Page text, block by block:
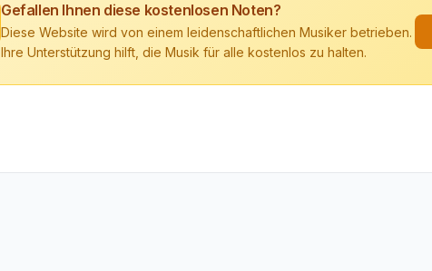
Gefallen Ihnen diese kostenlosen Noten?
Diese Website wird von einem leidenschaftlichen Musiker betrieben.
Ihre Unterstützung hilft, die Musik für alle kostenlos zu halten.